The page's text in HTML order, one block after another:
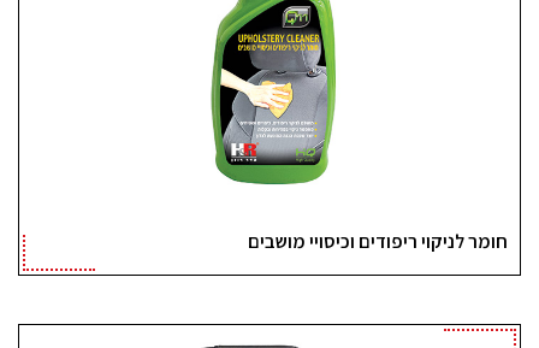
חומר לניקוי ריפודים וכיסויי מושבים